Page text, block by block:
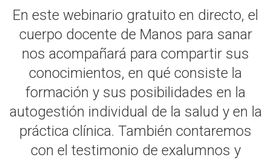
En este webinario gratuito en directo, el
cuerpo docente de Manos para sanar
nos acompañará para compartir sus
conocimientos, en qué consiste la
formación y sus posibilidades en la
autogestión individual de la salud y en la
práctica clínica. También contaremos
con el testimonio de exalumnos y